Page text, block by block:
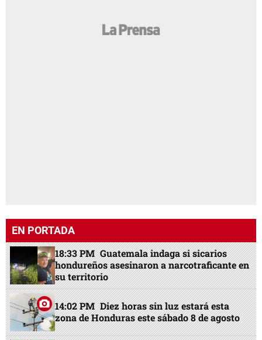
EN PORTADA
18:33 PM Guatemala indaga si sicarios
hondureños asesinaron a narcotraficante en
su territorio
14:02 PM Diez horas sin luz estará esta
zona de Honduras este sábado 8 de agosto